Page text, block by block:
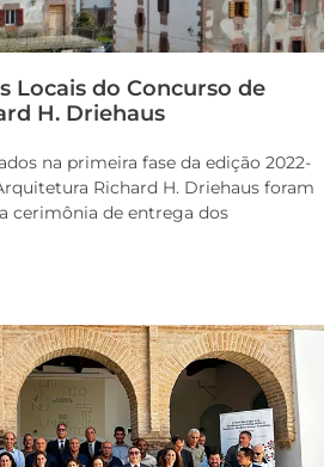
Locais do Concurso de
H. Driehaus
na primeira fase da edição 2022-
Richard H. Driehaus foram
cerimônia de entrega dos